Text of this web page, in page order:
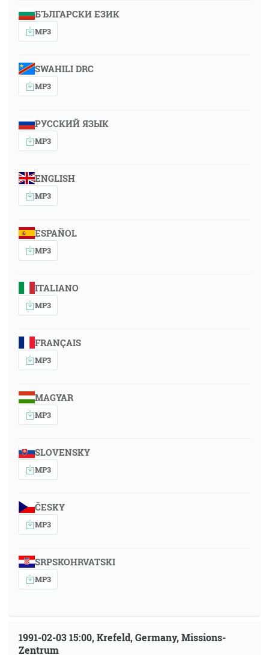
БЪЛГАРСКИ ЕЗИК
MP3
SWAHILI DRC
MP3
РУССКИЙ ЯЗЫК
MP3
ENGLISH
MP3
ESPAÑOL
MP3
ITALIANO
MP3
FRANÇAIS
MP3
MAGYAR
MP3
SLOVENSKY
MP3
ČESKY
MP3
SRPSKOHRVATSKI
MP3
1991-02-03 15:00, Krefeld, Germany, Missions-
Zentrum